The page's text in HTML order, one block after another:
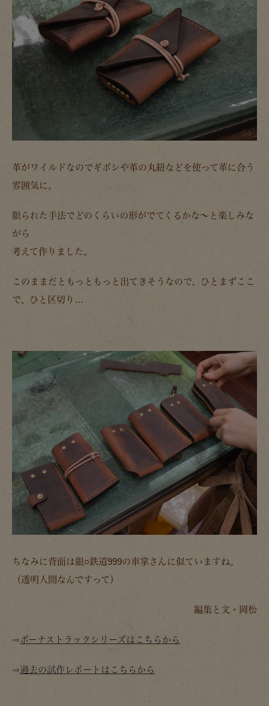
革がワイルドなのでギボシや革の丸紐などを使って革に合う
雰囲気に。
限られた手法でどのくらいの形がでてくるかな～と楽しみな
がら
考えて作りました。
このままだともっともっと出てきそうなので、ひとまずここ
で、ひと区切り…
ちなみに背面は銀○鉄道999の車掌さんに似ていますね。
（透明人間なんですって）
編集と文・岡松
⇒ボーナストラックシリーズはこちらから
⇒過去の試作レポートはこちらから